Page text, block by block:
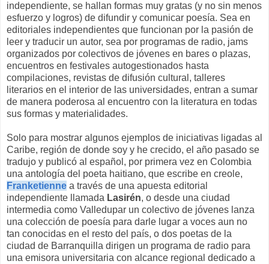
independiente, se hallan formas muy gratas (y no sin menos
esfuerzo y logros) de difundir y comunicar poesía. Sea en
editoriales independientes que funcionan por la pasión de
leer y traducir un autor, sea por programas de radio, jams
organizados por colectivos de jóvenes en bares o plazas,
encuentros en festivales autogestionados hasta
compilaciones, revistas de difusión cultural, talleres
literarios en el interior de las universidades, entran a sumar
de manera poderosa al encuentro con la literatura en todas
sus formas y materialidades.
Solo para mostrar algunos ejemplos de iniciativas ligadas al
Caribe, región de donde soy y he crecido, el año pasado se
tradujo y publicó al español, por primera vez en Colombia
una antología del poeta haitiano, que escribe en creole,
Franketienne a través de una apuesta editorial
independiente llamada Lasirén, o desde una ciudad
intermedia como Valledupar un colectivo de jóvenes lanza
una colección de poesía para darle lugar a voces aun no
tan conocidas en el resto del país, o dos poetas de la
ciudad de Barranquilla dirigen un programa de radio para
una emisora universitaria con alcance regional dedicado a